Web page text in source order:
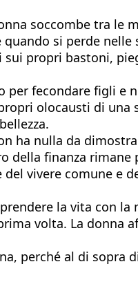
soccombe tra
si perde
sui propri bastoni,
fecondare figli e
olocausti di una
ha nulla da
della finanza
vivere comune e
la vita con
volta. La donna
perché al di sopra